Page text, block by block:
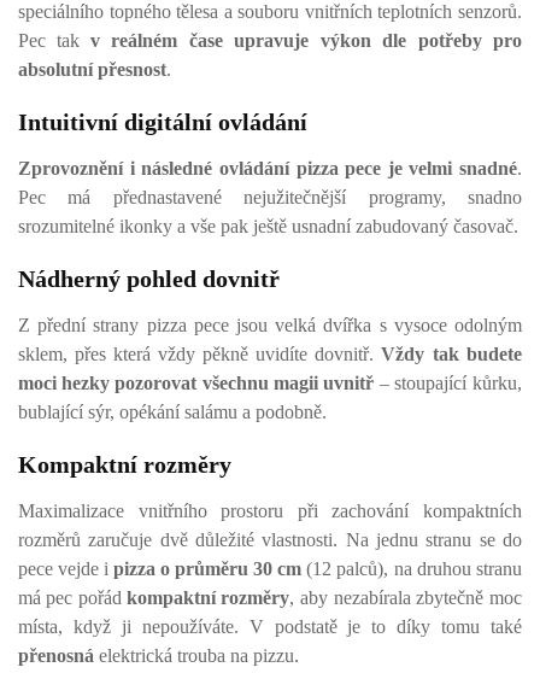
speciálního topného tělesa a souboru vnitřních teplotních senzorů.
Pec tak v reálném čase upravuje výkon dle potřeby pro
absolutní přesnost.
Intuitivní digitální ovládání
Zprovoznění i následné ovládání pizza pece je velmi snadné.
Pec má přednastavené nejužitečnější programy, snadno
srozumitelné ikonky a vše pak ještě usnadní zabudovaný časovač.
Nádherný pohled dovnitř
Z přední strany pizza pece jsou velká dvířka s vysoce odolným
sklem, přes která vždy pěkně uvidíte dovnitř. Vždy tak budete
moci hezky pozorovat všechnu magii uvnitř – stoupající kůrku,
bublající sýr, opékání salámu a podobně.
Kompaktní rozměry
Maximalizace vnitřního prostoru při zachování kompaktních
rozměrů zaručuje dvě důležité vlastnosti. Na jednu stranu se do
pece vejde i pizza o průměru 30 cm (12 palců), na druhou stranu
má pec pořád kompaktní rozměry, aby nezabírala zbytečně moc
místa, když ji nepoužíváte. V podstatě je to díky tomu také
přenosná elektrická trouba na pizzu.